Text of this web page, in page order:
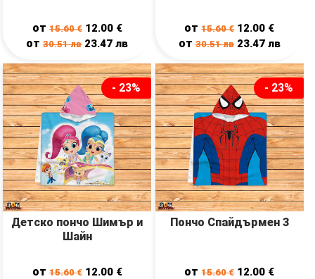
от15.60€ 12.00 €
от30.51лв 23.47лв
от15.60€ 12.00 €
от 30.51лв 23.47 лв
- 23%
Детско пончо Шимър и
Шайн
от15.60€ 12.00 €
- 23%
Пончо Спайдърмен 3
от15.60€ 12.00 €